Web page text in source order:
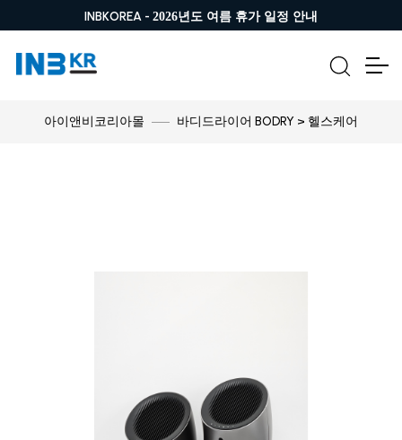
INBKOREA - 2026년도 여름 휴가 일정 안내
아이앤비코리아몰 바디드라이어 BODRY > 헬스케어